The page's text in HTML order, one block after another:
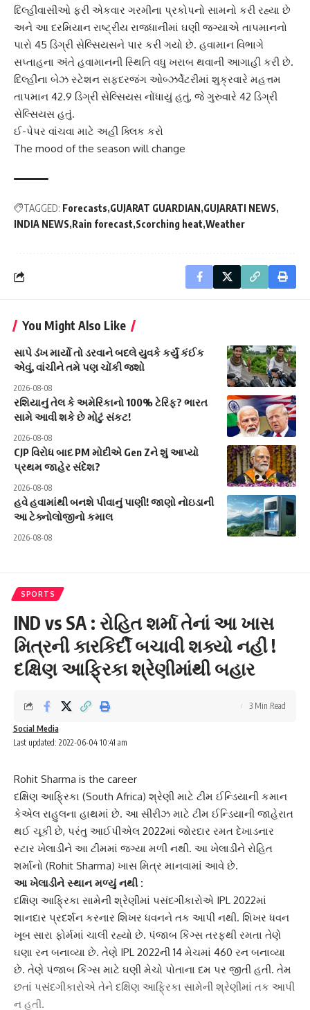
દિલ્હીવાસીઓ ફરી એકવાર ગરમીના પ્રકોપનો સામનો કરી રહ્યા છે
અને આ દરમિયાન રાષ્ટ્રીય રાજધાનીમાં ઘણી જગ્યાએ તાપમાનનો
પારો 45 ડિગ્રી સેલ્સિયસને પાર કરી ગયો છે. હવામાન વિભાગે
સપ્તાહના અંતે હવામાનની સ્થિતિ વધુ ખરાબ થવાની આગાહી કરી છે.
દિલ્હીના બેઝ સ્ટેશન સફદરજંગ ઓબ્ઝર્વેટરીમાં શુક્રવારે મહત્તમ
તાપમાન 42.9 ડિગ્રી સેલ્સિયસ નોંધાયું હતું, જે ગુરુવારે 42 ડિગ્રી
સેલ્સિયસ હતું.
ઈ-પેપર વાંચવા માટે અહીં ક્લિક કરો
The mood of the season will change
TAGGED: Forecasts GUJARAT GUARDIAN GUJARATI NEWS
INDIA NEWS Rain forecast Scorching heat Weather
You Might Also Like
સાપે ડંખ માર્યો તો ડરવાને બદલે યુવકે કર્યું કંઈક
એવું, વાંચીને તમે પણ ચોંકી જશો
2026-08-08
રશિયાનું તેલ કે અમેરિકાનો 100% ટેરિફ? ભારત
સામે આવી શકે છે મોટું સંકટ!
2026-08-08
CJP વિરોધ બાદ PM મોદીએ Gen Zને શું આપ્યો
પ્રથમ જાહેર સંદેશ?
2026-08-08
હવે હવામાંથી બનશે પીવાનું પાણી! જાણો નોઇડાની
આ ટેક્નોલોજીનો કમાલ
2026-08-08
SPORTS
IND vs SA : રોહિત શર્મા તેનાં આ ખાસ
મિત્રની કારકિર્દી બચાવી શક્યો નહીં !
દક્ષિણ આફ્રિકા શ્રેણીમાંથી બહાર
Last updated: 2022-06-04 10:41 am
Social Media
3 Min Read
Rohit Sharma is the career
દક્ષિણ આફ્રિકા (South Africa) શ્રેણી માટે ટીમ ઈન્ડિયાની કમાન
કેએલ રાહુલના હાથમાં છે. આ સીરીઝ માટે ટીમ ઈન્ડિયાની જાહેરાત
થઈ ચૂકી છે, પરંતુ આઈપીએલ 2022માં જોરદાર રમત દેખાડનાર
સ્ટાર ખેલાડીને આ ટીમમાં જગ્યા મળી નથી. આ ખેલાડીને રોહિત
શર્માનો (Rohit Sharma) ખાસ મિત્ર માનવામાં આવે છે.
આ ખેલાડીને સ્થાન મળ્યું નથી :
દક્ષિણ આફ્રિકા સામેની શ્રેણીમાં પસંદગીકારોએ IPL 2022માં
શાનદાર પ્રદર્શન કરનાર શિખર ધવનને તક આપી નથી. શિખર ધવન
ખૂબ સારા ફોર્મમાં ચાલી રહ્યો છે. પંજાબ કિંગ્સ તરફથી રમતા તેણે
ઘણા રન બનાવ્યા છે. તેણે IPL 2022ની 14 મેચમાં 460 રન બનાવ્યા
છે. તેણે પંજાબ કિંગ્સ માટે ઘણી મેચો પોતાના દમ પર જીતી હતી. તેમ
છતાં પસંદગીકારોએ તેને દક્ષિણ આફ્રિકા સામેની શ્રેણીમાં તક આપી
ન હતી.